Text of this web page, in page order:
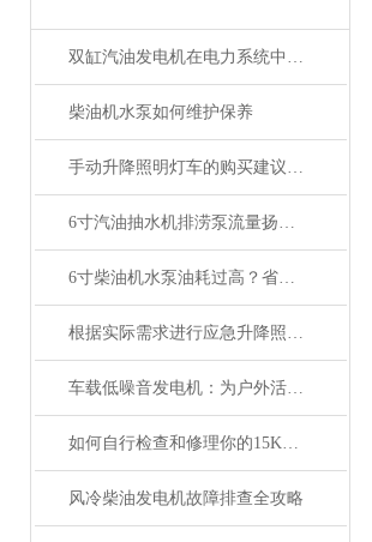
双缸汽油发电机在电力系统中的备用电源
柴油机水泵如何维护保养
手动升降照明灯车的购买建议与注意事项
6寸汽油抽水机排涝泵流量扬程有多大
6寸柴油机水泵油耗过高？省油运行的10个实用技巧
根据实际需求进行应急升降照明灯的使用
车载低噪音发电机：为户外活动提供可靠电力支持
如何自行检查和修理你的15KW汽油发电机
风冷柴油发电机故障排查全攻略